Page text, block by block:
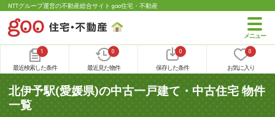
NTTグループ運営の不動産総合サイト goo住宅・不動産
1
最近検索した条件
0
最近見た物件
0
保存した条件
0
お気に入り
北伊予駅(愛媛県)の中古一戸建て・中古住宅 物件
一覧